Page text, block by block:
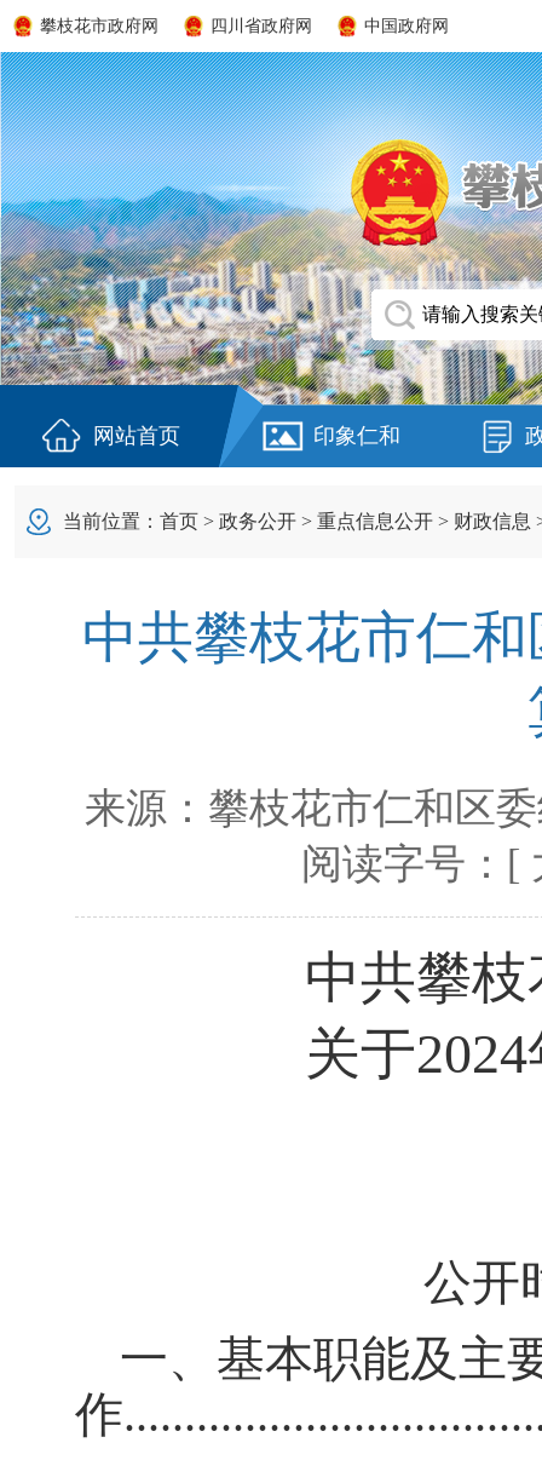
攀枝花市政府网 四川省政府网 中国政府网
网站首页 印象仁和
当前位置： 首页 > 政务公开 > 重点信息公开 > 财政信息
中共攀枝花市仁
来源： 攀枝花市仁和区
阅读字号：[
中共攀
关于2024
公开
一、基本职能及主
作